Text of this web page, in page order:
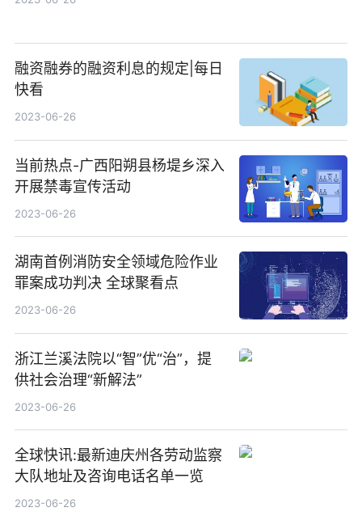
融资融券的融资利息的规定|每日
快看
2023-06-26
当前热点-广西阳朔县杨堤乡深入
开展禁毒宣传活动
2023-06-26
湖南首例消防安全领域危险作业
罪案成功判决 全球聚看点
2023-06-26
浙江兰溪法院以“智”优“治”，提
供社会治理“新解法”
2023-06-26
全球快讯:最新迪庆州各劳动监察
大队地址及咨询电话名单一览
2023-06-26